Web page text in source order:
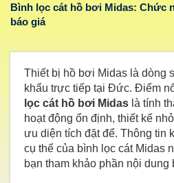
Bình lọc cát hồ bơi Midas: Chức
báo giá
Thiết bị hồ bơi Midas là dòng
khẩu trực tiếp tại Đức. Điểm
lọc cát hồ bơi Midas là tính
hoạt động ổn định, thiết kế
ưu diện tích đặt để. Thông tin
cụ thể của bình lọc cát Midas
bạn tham khảo phần nội dung